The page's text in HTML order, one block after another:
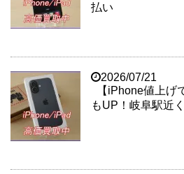
払い
2026/07/21
【iPhone値上げ
もUP！岐阜駅近